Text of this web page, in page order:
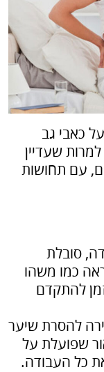
כאבי גב
שעדיין
עם תחושות
סובלת
כמו משהו
להתקדם
להסרת שיער
שפועלת על
כל העבודה.